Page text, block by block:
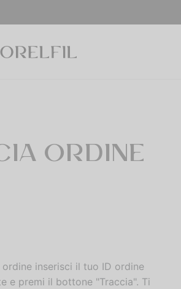
ORDINE
inserisci il tuo ID ordine
e premi il bottone "Traccia". Ti